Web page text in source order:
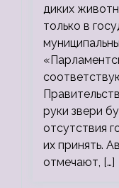
диких
только в
руки звери
отсутствия
их принять.
отмечают, […]